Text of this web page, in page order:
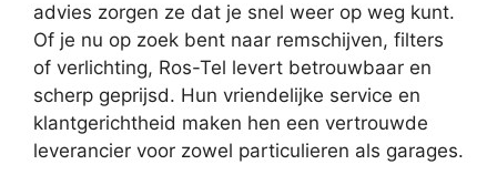
advies zorgen ze dat je snel weer op weg kunt.
Of je nu op zoek bent naar remschijven, filters
of verlichting, Ros-Tel levert betrouwbaar en
scherp geprijsd. Hun vriendelijke service en
klantgerichtheid maken hen een vertrouwde
leverancier voor zowel particulieren als garages.